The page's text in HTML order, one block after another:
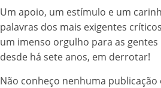
Um apoio, um estímulo e um
palavras dos mais exigentes
um imenso orgulho para as
desde há sete anos, em derrotar!
Não conheço nenhuma